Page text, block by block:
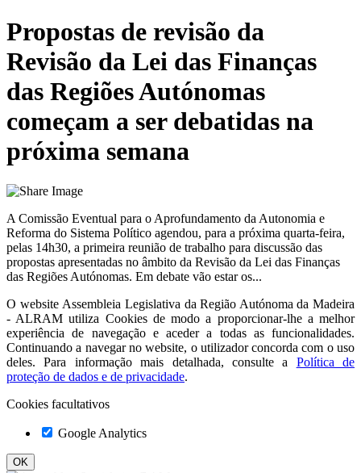
Propostas de revisão da
Revisão da Lei das Finanças
das Regiões Autónomas
começam a ser debatidas na
próxima semana
A Comissão Eventual para o Aprofundamento da Autonomia e
Reforma do Sistema Político agendou, para a próxima quarta-feira,
pelas 14h30, a primeira reunião de trabalho para discussão das
propostas apresentadas no âmbito da Revisão da Lei das Finanças
das Regiões Autónomas. Em debate vão estar os...
O website Assembleia Legislativa da Região Autónoma da Madeira
- ALRAM utiliza Cookies de modo a proporcionar-lhe a melhor
experiência de navegação e aceder a todas as funcionalidades.
Continuando a navegar no website, o utilizador concorda com o uso
deles. Para informação mais detalhada, consulte a
Política de
proteção de dados e de privacidade.
Cookies facultativos
Google Analytics